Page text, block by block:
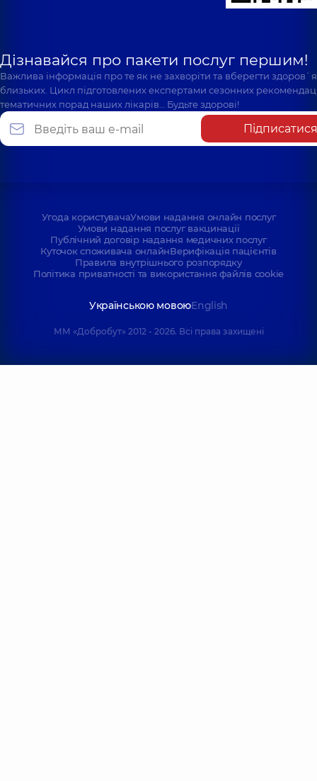
Дізнавайся про пакети послуг першим!
Важлива інформація про те як не захворіти та вберегти
близьких. Цикл підготовлених експертами сезонних
тематичних порад наших лікарів… Будьте здорові!
Підписатися
Угода користувачаУмови надання онлайн послуг
Умови надання послуг вакцинації
Публічний договір надання медичних послуг
Куточок споживача онлайнВерифікація пацієнтів
Правила внутрішнього розпорядку
Політика приватності та використання файлів cookie
Українською мовоюEnglish
ММ «Добробут» 2012 - 2026. Всі права захищені